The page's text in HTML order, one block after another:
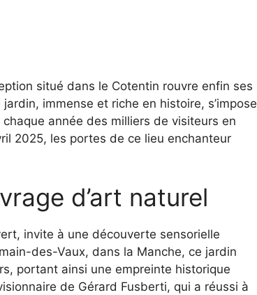
situé dans le Cotentin rouvre enfin ses
immense et riche en histoire, s’impose
année des milliers de visiteurs en
2025, les portes de ce lieu enchanteur
d’art naturel
invite à une découverte sensorielle
des-Vaux, dans la Manche, ce jardin
portant ainsi une empreinte historique
de Gérard Fusberti, qui a réussi à